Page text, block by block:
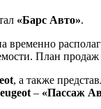
«Барс Авто».
временно
План продаж
, а также
– «Пассаж